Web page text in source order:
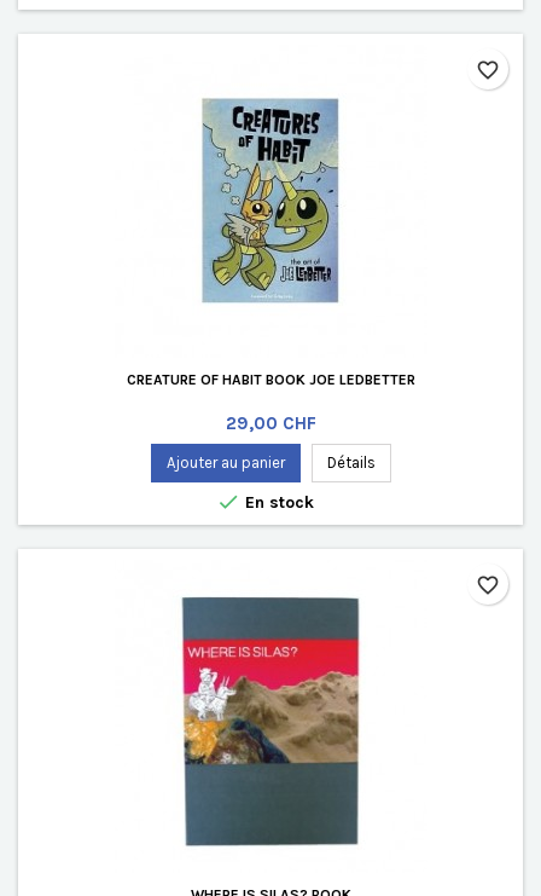
CREATURE OF HABIT BOOK JOE LEDBETTER
Prix
29,00 CHF
Ajouter au panier Détails
 En stock
favorite_border
favorite_border